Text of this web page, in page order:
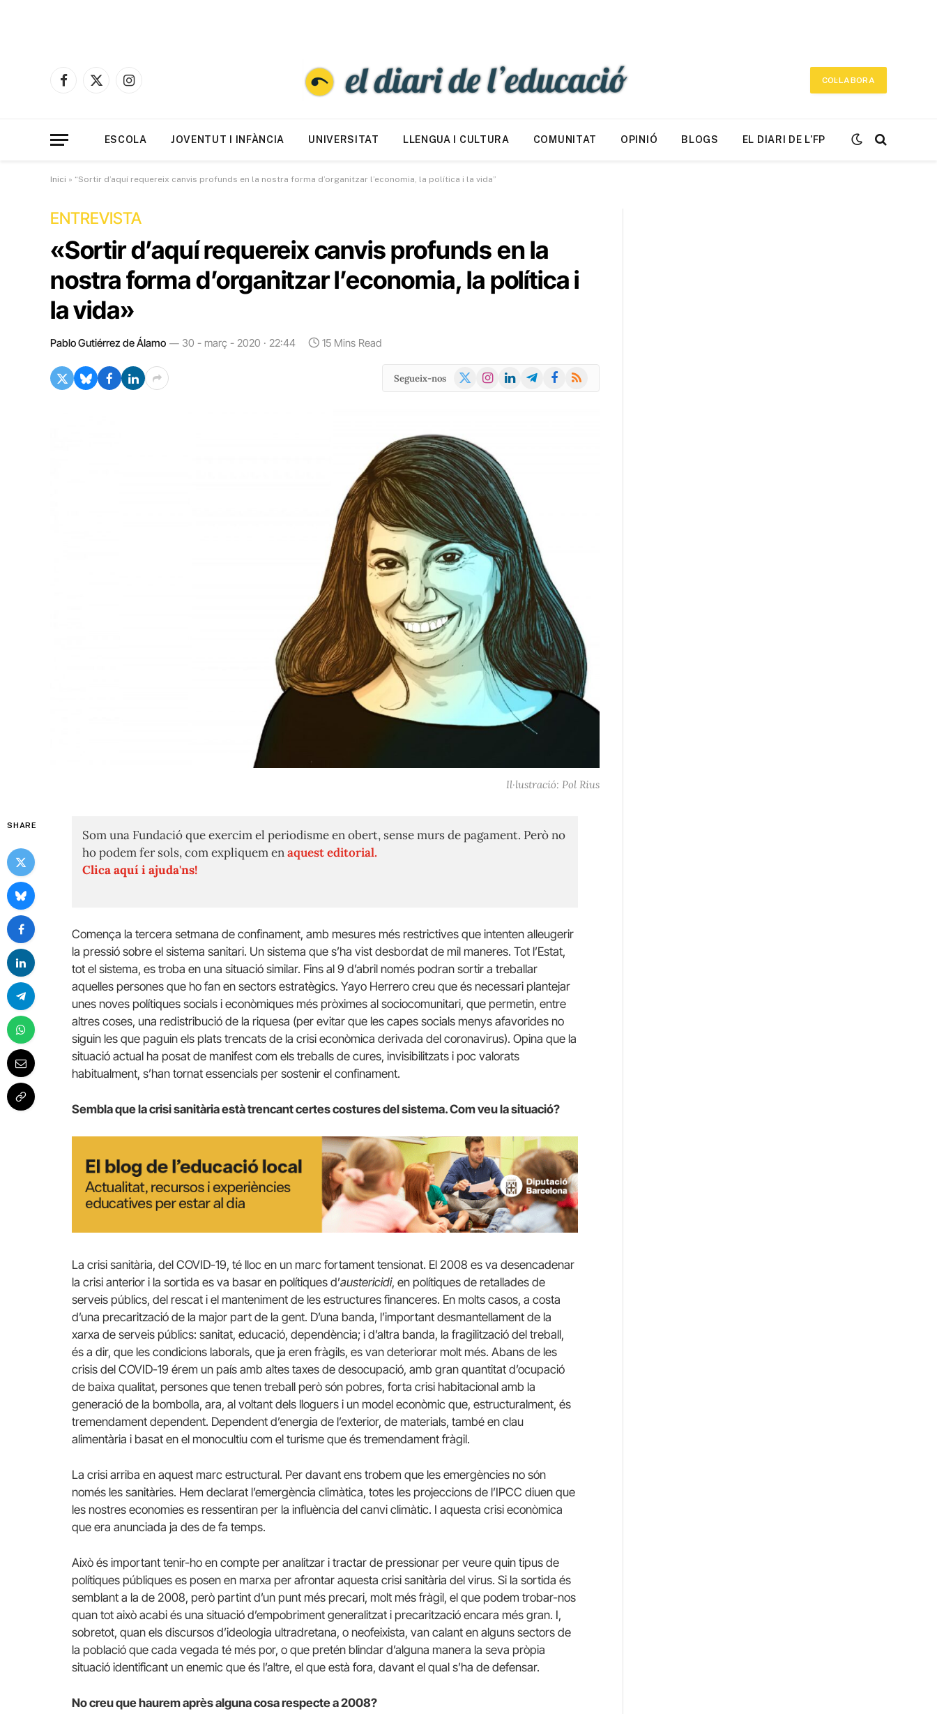
Facebook
X
Instagram
COL·LABORA
ESCOLA JOVENTUT I INFÀNCIA UNIVERSITAT LLENGUA I CULTURA COMUNITAT OPINIÓ BLOGS EL DIARI DE L’FP
Inici » “Sortir d’aquí requereix canvis profunds en la nostra forma d’organitzar l’economia, la política i la vida”
ENTREVISTA
«Sortir d’aquí requereix canvis profunds en la
nostra forma d’organitzar l’economia, la política i
la vida»
Pablo Gutiérrez de Álamo 30 - març - 2020 · 22:44 15 Mins Read
Segueix-nos
X
Instagram
LinkedInTelegramFacebook
RSS
Il·lustració: Pol Rius
SHARE
Som una Fundació que exercim el periodisme en obert, sense murs de pagament. Però no
ho podem fer sols, com expliquem enaquest editorial.
Clica aquí i ajuda'ns!
Comença la tercera setmana de confinament, amb mesures més restrictives que intenten alleugerir
la pressió sobre el sistema sanitari. Un sistema que s’ha vist desbordat de mil maneres. Tot l’Estat,
tot el sistema, es troba en una situació similar. Fins al 9 d’abril només podran sortir a treballar
aquelles persones que ho fan en sectors estratègics. Yayo Herrero creu que és necessari plantejar
unes noves polítiques socials i econòmiques més pròximes al sociocomunitari, que permetin, entre
altres coses, una redistribució de la riquesa (per evitar que les capes socials menys afavorides no
siguin les que paguin els plats trencats de la crisi econòmica derivada del coronavirus). Opina que la
situació actual ha posat de manifest com els treballs de cures, invisibilitzats i poc valorats
habitualment, s’han tornat essencials per sostenir el confinament.
Sembla que la crisi sanitària està trencant certes costures del sistema. Com veu la situació?
La crisi sanitària, del COVID-19, té lloc en un marc fortament tensionat. El 2008 es va desencadenar
la crisi anterior i la sortida es va basar en polítiques d’austericidi, en polítiques de retallades de
serveis públics, del rescat i el manteniment de les estructures financeres. En molts casos, a costa
d’una precarització de la major part de la gent. D’una banda, l’important desmantellament de la
xarxa de serveis públics: sanitat, educació, dependència; i d’altra banda, la fragilització del treball,
és a dir, que les condicions laborals, que ja eren fràgils, es van deteriorar molt més. Abans de les
crisis del COVID-19 érem un país amb altes taxes de desocupació, amb gran quantitat d’ocupació
de baixa qualitat, persones que tenen treball però són pobres, forta crisi habitacional amb la
generació de la bombolla, ara, al voltant dels lloguers i un model econòmic que, estructuralment, és
tremendament dependent. Dependent d’energia de l’exterior, de materials, també en clau
alimentària i basat en el monocultiu com el turisme que és tremendament fràgil.
La crisi arriba en aquest marc estructural. Per davant ens trobem que les emergències no són
només les sanitàries. Hem declarat l’emergència climàtica, totes les projeccions de l’IPCC diuen que
les nostres economies es ressentiran per la influència del canvi climàtic. I aquesta crisi econòmica
que era anunciada ja des de fa temps.
Això és important tenir-ho en compte per analitzar i tractar de pressionar per veure quin tipus de
polítiques públiques es posen en marxa per afrontar aquesta crisi sanitària del virus. Si la sortida és
semblant a la de 2008, però partint d’un punt més precari, molt més fràgil, el que podem trobar-nos
quan tot això acabi és una situació d’empobriment generalitzat i precarització encara més gran. I,
sobretot, quan els discursos d’ideologia ultradretana, o neofeixista, van calant en alguns sectors de
la població que cada vegada té més por, o que pretén blindar d’alguna manera la seva pròpia
situació identificant un enemic que és l’altre, el que està fora, davant el qual s’ha de defensar.
No creu que haurem après alguna cosa respecte a 2008?